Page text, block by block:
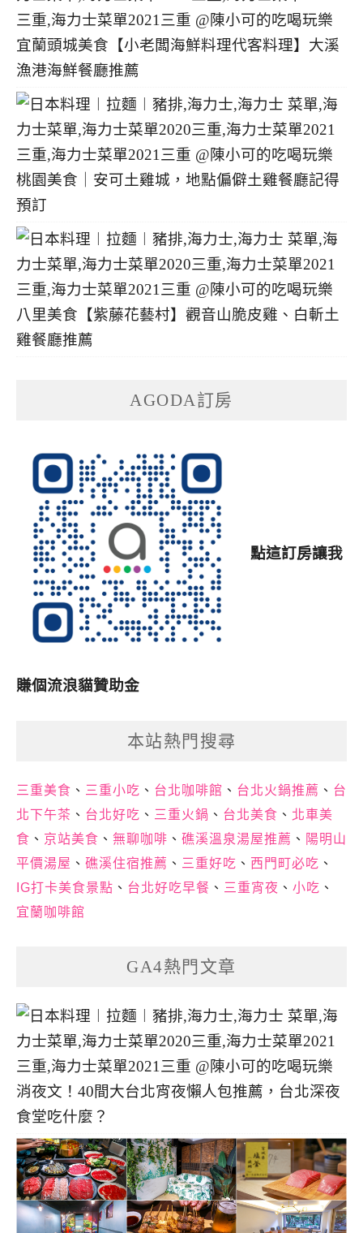
宜蘭頭城美食【小老闆海鮮料理代客料理】大溪
漁港海鮮餐廳推薦
桃園美食｜安可土雞城，地點偏僻土雞餐廳記得
預訂
八里美食【紫藤花藝村】觀音山脆皮雞、白斬土
雞餐廳推薦
AGODA訂房
點這訂房讓我
賺個流浪貓贊助金
本站熱門搜尋
三重美食 、 三重小吃 、 台北咖啡館 、 台北火鍋推薦 、 台
北下午茶 、 台北好吃 、 三重火鍋 、 台北美食 、 北車美
食 、 京站美食 、 無聊咖啡 、 礁溪溫泉湯屋推薦 、 陽明山
平價湯屋 、 礁溪住宿推薦 、 三重好吃 、 西門町必吃 、
IG打卡美食景點 、 台北好吃早餐 、 三重宵夜 、 小吃 、
宜蘭咖啡館
GA4熱門文章
消夜文！40間大台北宵夜懶人包推薦，台北深夜
食堂吃什麼？